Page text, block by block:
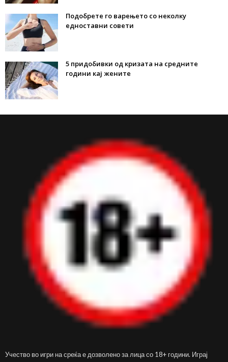
Подобрете го варењето со неколку
едноставни совети
5 придобивки од кризата на средните
години кај жените
Учество во игри на среќа е дозволено за лица со 18+ години. Играј